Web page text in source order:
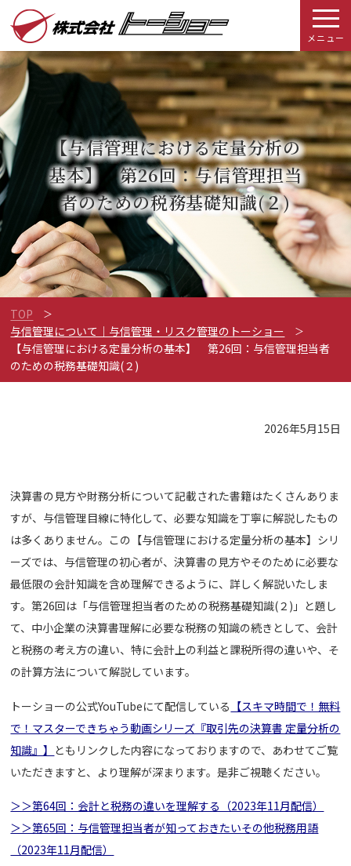
メニュー
【与信管理における定量分析の
基本】
第26回：与信管理担当
者のための税務基礎知識(２)
TOP
与信管理について｜与信管理・リスク管理のトーショー
【与信管理における定量分析の基本】 第26回：与信管理担当者
のための税務基礎知識(２)
2026年5月15日
決算書の見方や財務分析について記載された書籍はたくさんありま
すが、与信管理目線に特化して、必要な知識を丁寧に解説したもの
は多くありません。この【与信管理における定量分析の基本】シリ
ーズでは、与信管理の初心者が、決算書の見方やそのために必要な
最低限の会計知識を含め理解できるように、詳しく解説いたしま
す。第26回は「与信管理担当者のための税務基礎知識(２)」と題し
て、中小企業の決算書理解に必要な税務の知識の続きとして、会計
と税務の考え方の違い、特に会計上の利益と課税所得の違いや、そ
の計算方法について解説しています。
トーショーの公式YouTubeにて配信している 【スキマ時間で！無料
で！マスターできちゃう動画シリーズ『取引先の決算書 定量分析の
知識』】 ともリンクした内容になっておりますので、あわせてご覧
いただきますと、より理解が深まります。是非ご視聴ください。
＞＞第64回：会計と税務の違いを理解する（2023年11月配信）
＞＞第65回：与信管理担当者が知っておきたいその他税務用語
（2023年11月配信）